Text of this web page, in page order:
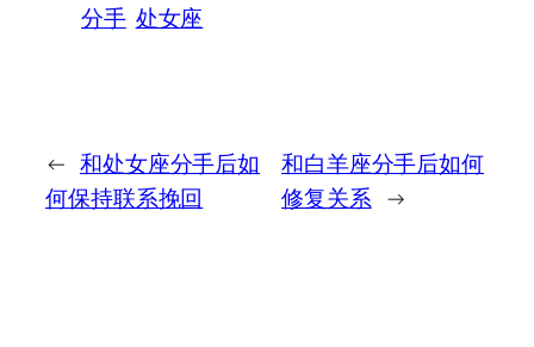
分手 处女座
← 和处女座分手后如
何保持联系挽回
和白羊座分手后如何
修复关系 →